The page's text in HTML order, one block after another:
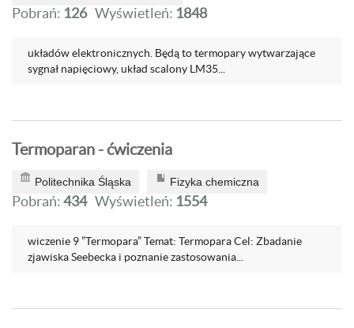
Pobrań: 126 Wyświetleń: 1848
układów elektronicznych. Będą to termopary wytwarzające
sygnał napięciowy, układ scalony LM35...
Termoparan - ćwiczenia
Politechnika Śląska Fizyka chemiczna
Pobrań:434 Wyświetleń: 1554
wiczenie 9 ”Termopara” Temat: Termopara Cel: Zbadanie
zjawiska Seebecka i poznanie zastosowania...